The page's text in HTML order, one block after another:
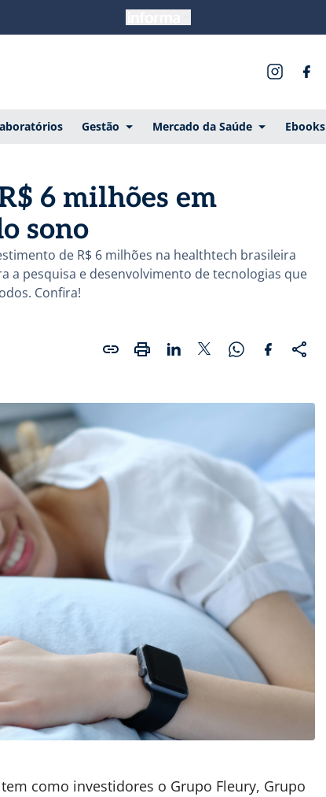
Gestão Mercado da Saúde Ebooks
6 milhões em
sono
de R$ 6 milhões na healthtech brasileira
a pesquisa e desenvolvimento de tecnologias que
Confira!
como investidores o Grupo Fleury, Grupo